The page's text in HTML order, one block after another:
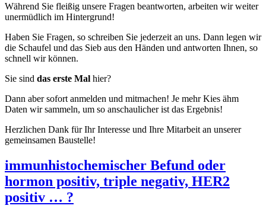
Während Sie fleißig unsere Fragen beantworten, arbeiten wir weiter
unermüdlich im Hintergrund!
Haben Sie Fragen, so schreiben Sie jederzeit an uns. Dann legen wir
die Schaufel und das Sieb aus den Händen und antworten Ihnen, so
schnell wir können.
Sie sind das erste Mal hier?
Dann aber sofort anmelden und mitmachen! Je mehr Kies ähm
Daten wir sammeln, um so anschaulicher ist das Ergebnis!
Herzlichen Dank für Ihr Interesse und Ihre Mitarbeit an unserer
gemeinsamen Baustelle!
immunhistochemischer Befund oder
hormon positiv, triple negativ, HER2
positiv … ?